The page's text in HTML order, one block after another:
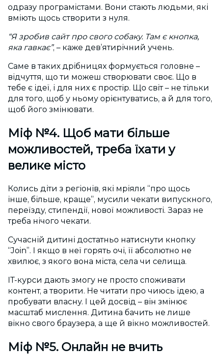
одразу програмістами. Вони стають людьми, які
вміють щось створити з нуля.
“Я зробив сайт про свого собаку. Там є кнопка,
яка гавкає”, – каже дев’ятирічний учень.
Саме в таких дрібницях формується головне –
відчуття, що ти можеш створювати своє. Що в
тебе є ідеї, і для них є простір. Що світ – не тільки
для того, щоб у ньому орієнтуватись, а й для того,
щоб його змінювати.
Міф №4. Щоб мати більше
можливостей, треба їхати у
велике місто
Колись діти з регіонів, які мріяли “про щось
інше, більше, краще”, мусили чекати випускного,
переїзду, стипендії, нової можливості. Зараз не
треба нічого чекати.
Сучасній дитині достатньо натиснути кнопку
“Join”. І якщо в неї горять очі, її абсолютно не
хвилює, з якого вона міста, села чи селища.
ІТ-курси дають змогу не просто споживати
контент, а творити. Не читати про чиюсь ідею, а
пробувати власну. І цей досвід – він змінює
масштаб мислення. Дитина бачить не лише
вікно свого браузера, а ще й вікно можливостей.
Міф №5. Онлайн не вчить